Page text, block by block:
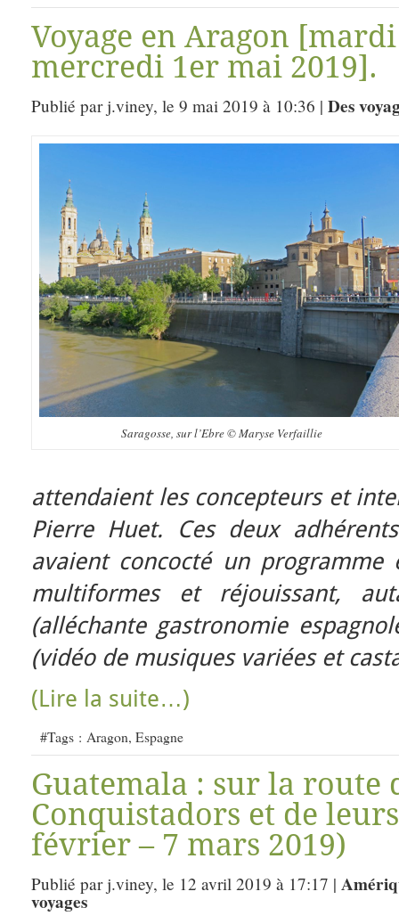
Voyage en Aragon
mercredi 1er mai 2019].
Publié par j.viney, le 9 mai 2019 à 10:36 | Des
Saragosse, sur l’Ebre © Maryse Verfaillie
attendaient les concepteurs et
Pierre Huet.
Ces deux
avaient concocté un programme
multiformes et réjouissant,
(alléchante gastronomie
(vidéo de musiques variées et
(Lire la suite…)
#Tags : Aragon, Espagne
Guatemala : sur la route
Conquistadors et de
février – 7 mars 2019)
Publié par j.viney, le 12 avril 2019 à 17:17 |
voyages